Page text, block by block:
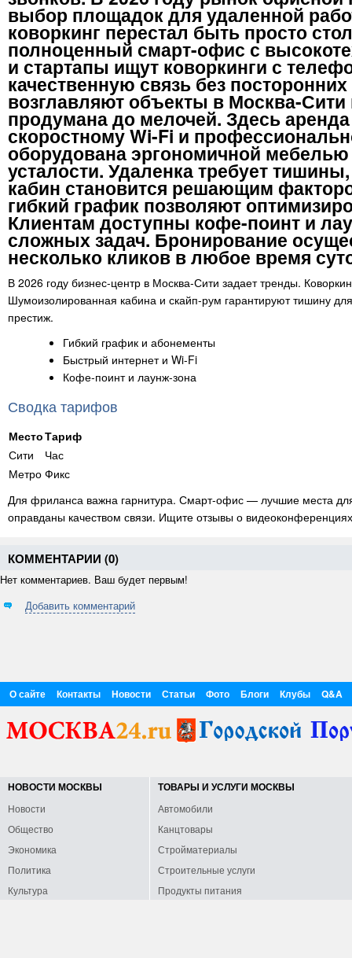
выбор площадок для удаленной
коворкинг перестал быть просто
полноценный смарт-офис с
и стартапы ищут коворкинги с
качественную связь без
возглавляют объекты в Москва-
продумана до мелочей. Здесь
скоростному Wi-Fi и
оборудована эргономичной
усталости. Удаленка требует
кабин становится решающим
гибкий график позволяют
Клиентам доступны кофе-поинт и
сложных задач. Бронирование
несколько кликов в любое время
В 2026 году бизнес-центр в Москва-Сити задает тренды.
Шумоизолированная кабина и скайп-рум гарантируют тишину
престиж.
Гибкий график и абонементы
Быстрый интернет и Wi-Fi
Кофе-поинт и лаунж-зона
Сводка тарифов
МестоТариф
Сити
Час
Метро Фикс
Для фриланса важна гарнитура. Смарт-офис — лучшие места
оправданы качеством связи. Ищите отзывы о
КОММЕНТАРИИ (0)
Нет комментариев. Ваш будет первым!
Добавить комментарий
О сайте Контакты Новости Статьи Фото Блоги Клубы Q&A
НОВОСТИ МОСКВЫ
Новости
Общество
Экономика
Политика
Культура
ТОВАРЫ И УСЛУГИ МОСКВЫ
Автомобили
Канцтовары
Стройматериалы
Строительные услуги
Продукты питания